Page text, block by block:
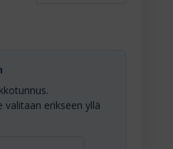
valitaan erikseen yllä